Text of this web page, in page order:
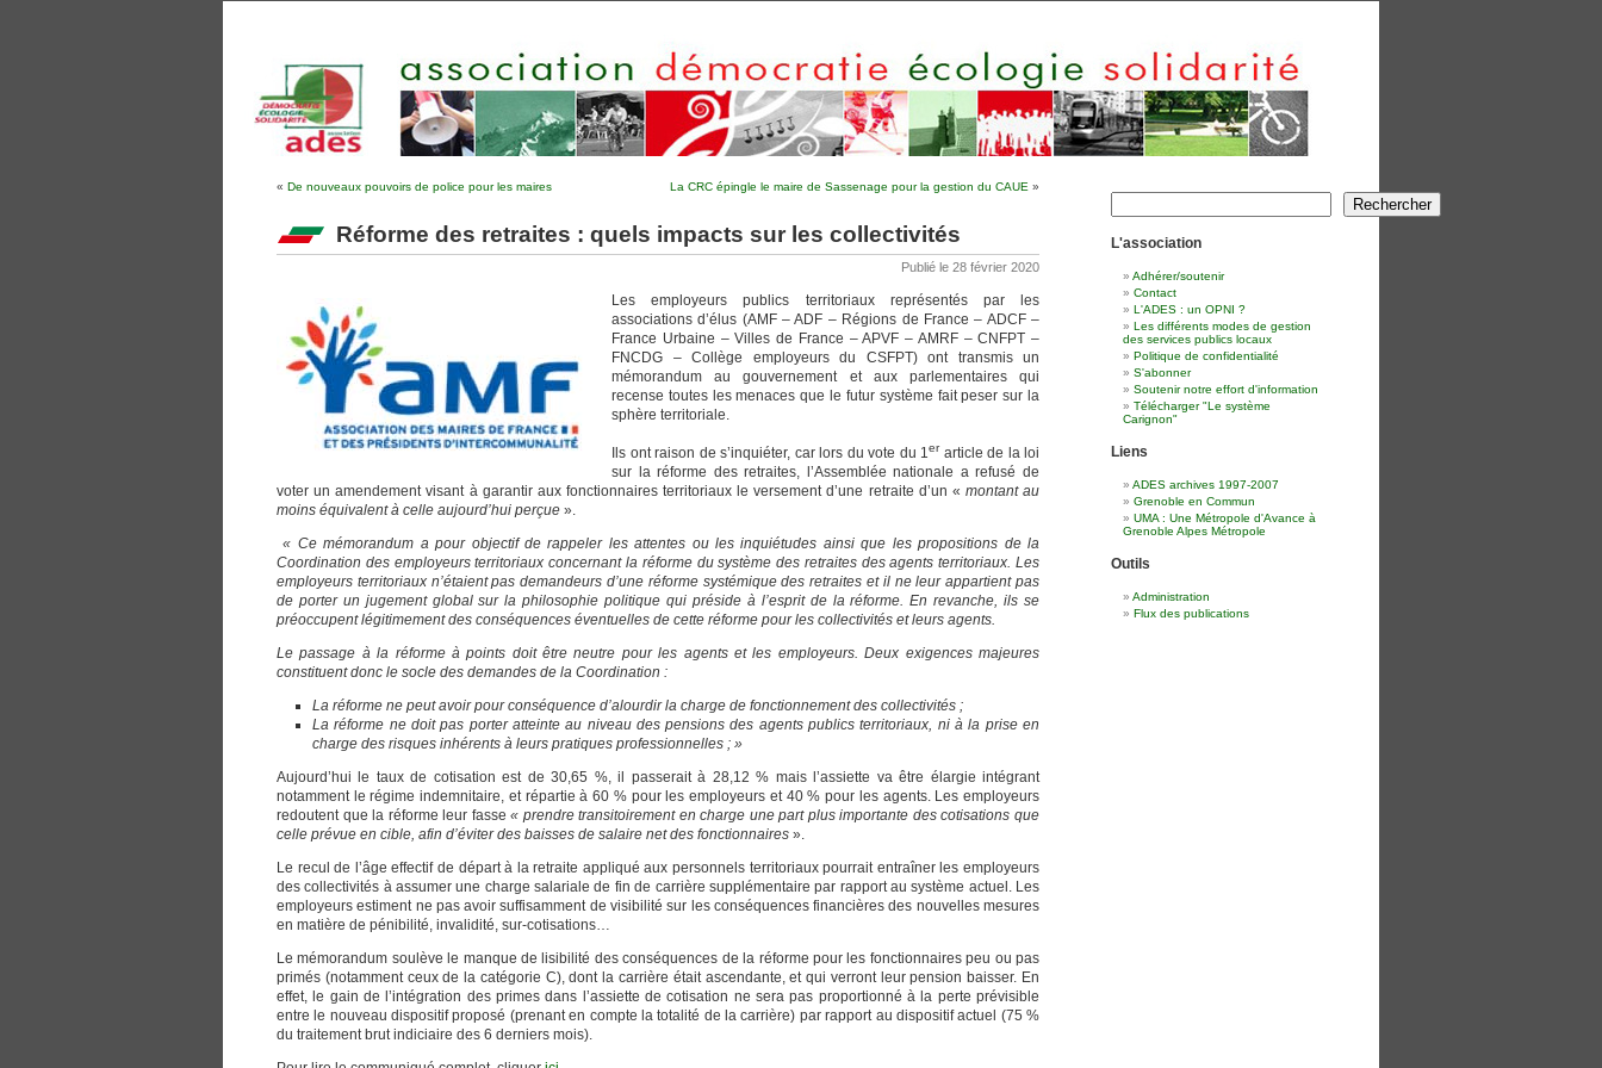
« De nouveaux pouvoirs de police pour les maires La CRC épingle le maire de Sassenage pour la gestion du CAUE »
Réforme des retraites : quels impacts sur les collectivités
Publié le 28 février 2020
Les employeurs publics territoriaux représentés par les
associations d’élus (AMF – ADF – Régions de France – ADCF –
France Urbaine – Villes de France – APVF – AMRF – CNFPT –
FNCDG – Collège employeurs du CSFPT) ont transmis un
mémorandum au gouvernement et aux parlementaires qui
recense toutes les menaces que le futur système fait peser sur la
sphère territoriale.
Ils ont raison de s’inquiéter, car lors du vote du 1er article de la loi
sur la réforme des retraites, l’Assemblée nationale a refusé de
voter un amendement visant à garantir aux fonctionnaires territoriaux le versement d’une retraite d’un « montant au
moins équivalent à celle aujourd’hui perçue ».
« Ce mémorandum a pour objectif de rappeler les attentes ou les inquiétudes ainsi que les propositions de la
Coordination des employeurs territoriaux concernant la réforme du système des retraites des agents territoriaux. Les
employeurs territoriaux n’étaient pas demandeurs d’une réforme systémique des retraites et il ne leur appartient pas
de porter un jugement global sur la philosophie politique qui préside à l’esprit de la réforme. En revanche, ils se
préoccupent légitimement des conséquences éventuelles de cette réforme pour les collectivités et leurs agents.
Le passage à la réforme à points doit être neutre pour les agents et les employeurs. Deux exigences majeures
constituent donc le socle des demandes de la Coordination :
La réforme ne peut avoir pour conséquence d’alourdir la charge de fonctionnement des collectivités ;
La réforme ne doit pas porter atteinte au niveau des pensions des agents publics territoriaux, ni à la prise en
charge des risques inhérents à leurs pratiques professionnelles ; »
Aujourd’hui le taux de cotisation est de 30,65 %, il passerait à 28,12 % mais l’assiette va être élargie intégrant
notamment le régime indemnitaire, et répartie à 60 % pour les employeurs et 40 % pour les agents. Les employeurs
redoutent que la réforme leur fasse« prendre transitoirement en charge une part plus importante des cotisations que
celle prévue en cible, afin d’éviter des baisses de salaire net des fonctionnaires ».
Le recul de l’âge effectif de départ à la retraite appliqué aux personnels territoriaux pourrait entraîner les employeurs
des collectivités à assumer une charge salariale de fin de carrière supplémentaire par rapport au système actuel. Les
employeurs estiment ne pas avoir suffisamment de visibilité sur les conséquences financières des nouvelles mesures
en matière de pénibilité, invalidité, sur-cotisations…
Le mémorandum soulève le manque de lisibilité des conséquences de la réforme pour les fonctionnaires peu ou pas
primés (notamment ceux de la catégorie C), dont la carrière était ascendante, et qui verront leur pension baisser. En
effet, le gain de l’intégration des primes dans l’assiette de cotisation ne sera pas proportionné à la perte prévisible
entre le nouveau dispositif proposé (prenant en compte la totalité de la carrière) par rapport au dispositif actuel (75 %
du traitement brut indiciaire des 6 derniers mois).
Rechercher Rechercher
L'association
Adhérer/soutenir
Contact
L'ADES : un OPNI ?
Les différents modes de gestion
des services publics locaux
Politique de confidentialité
S'abonner
Soutenir notre effort d'information
Télécharger "Le système
Carignon"
Liens
ADES archives 1997-2007
Grenoble en Commun
UMA : Une Métropole d'Avance à
Grenoble Alpes Métropole
Outils
Administration
Flux des publications